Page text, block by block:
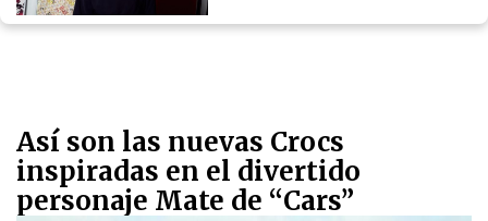
Así son las nuevas Crocs
inspiradas en el divertido
personaje Mate de “Cars”